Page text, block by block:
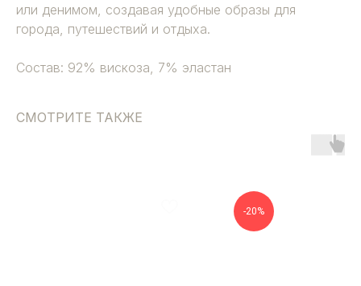
или денимом, создавая удобные образы для
города, путешествий и отдыха.
Состав: 92% вискоза, 7% эластан
СМОТРИТЕ ТАКЖЕ
-20%